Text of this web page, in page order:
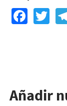
Añadir